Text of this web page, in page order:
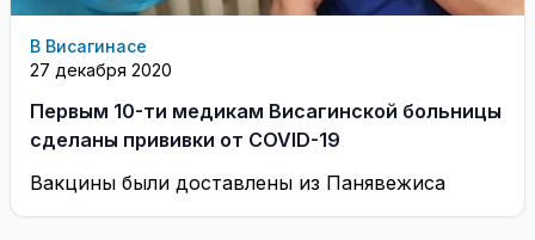
В Висагинасе
27 декабря 2020
Первым 10-ти медикам Висагинской больницы
сделаны прививки от COVID-19
Вакцины были доставлены из Панявежиса